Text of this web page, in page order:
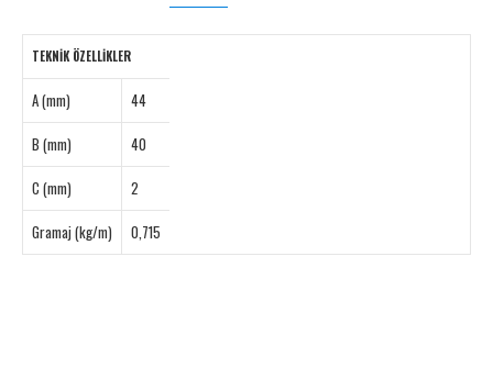
TEKNIK ÖZELLIKLER
A (mm)
44
B (mm)
40
C (mm)
2
Gramaj (kg/m)
0,715